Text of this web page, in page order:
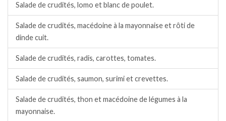
Salade de crudités, lomo et blanc de poulet.
Salade de crudités, macédoine à la mayonnaise et rôti de
dinde cuit.
Salade de crudités, radis, carottes, tomates.
Salade de crudités, saumon, surimi et crevettes.
Salade de crudités, thon et macédoine de légumes à la
mayonnaise.